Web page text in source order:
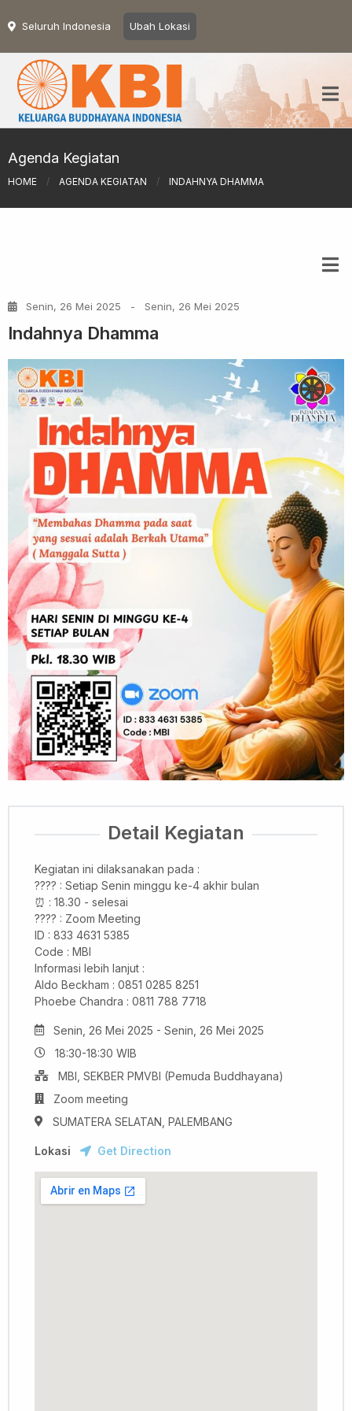
Seluruh Indonesia Ubah Lokasi
Agenda Kegiatan
HOME / AGENDA KEGIATAN / INDAHNYA DHAMMA
Senin, 26 Mei 2025 - Senin, 26 Mei 2025
Indahnya Dhamma
Detail Kegiatan
Kegiatan ini dilaksanakan pada :
???? : Setiap Senin minggu ke-4 akhir bulan
⏰ : 18.30 - selesai
???? : Zoom Meeting
ID : 833 4631 5385
Code : MBI
Informasi lebih lanjut :
Aldo Beckham : 0851 0285 8251
Phoebe Chandra : 0811 788 7718
Senin, 26 Mei 2025 - Senin, 26 Mei 2025
18:30-18:30 WIB
MBI, SEKBER PMVBI (Pemuda Buddhayana)
Zoom meeting
SUMATERA SELATAN, PALEMBANG
Lokasi Get Direction